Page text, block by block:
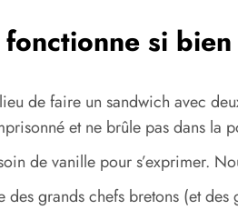
si bien
de faire un sandwich avec
et ne brûle pas dans la
de vanille pour s’exprimer.
des grands chefs bretons (et